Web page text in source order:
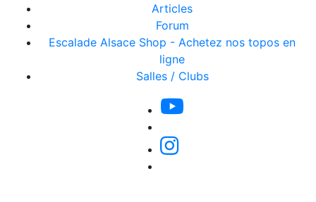
Articles
Forum
Escalade Alsace Shop - Achetez nos topos en
ligne
Salles / Clubs